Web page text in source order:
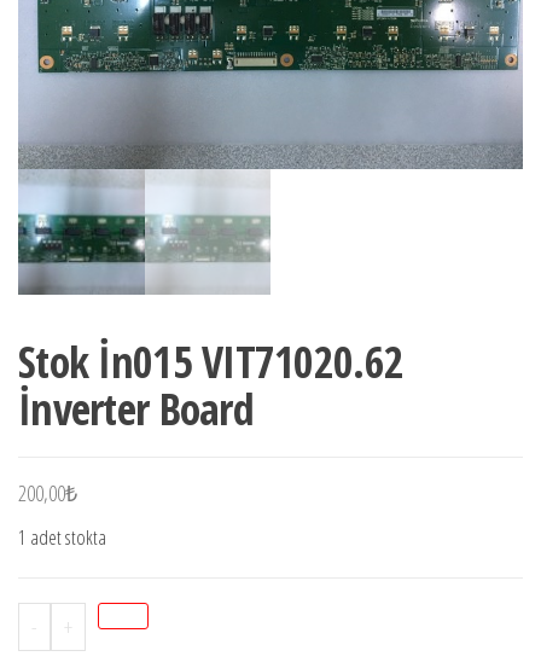
Stok İn015 VIT71020.62
İnverter Board
200,00₺
1 adet stokta
-
Stok
İn015
+